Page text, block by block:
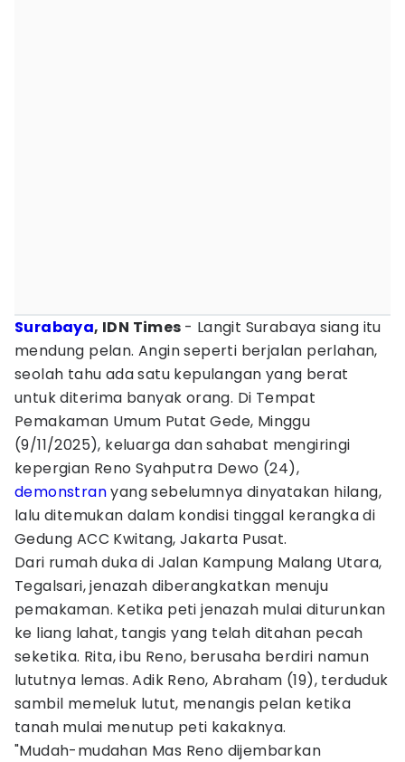
Surabaya, IDN Times - Langit Surabaya siang itu
mendung pelan. Angin seperti berjalan perlahan,
seolah tahu ada satu kepulangan yang berat
untuk diterima banyak orang. Di Tempat
Pemakaman Umum Putat Gede, Minggu
(9/11/2025), keluarga dan sahabat mengiringi
kepergian Reno Syahputra Dewo (24),
demonstranyang sebelumnya dinyatakan hilang,
lalu ditemukan dalam kondisi tinggal kerangka di
Gedung ACC Kwitang, Jakarta Pusat.
Dari rumah duka di Jalan Kampung Malang Utara,
Tegalsari, jenazah diberangkatkan menuju
pemakaman. Ketika peti jenazah mulai diturunkan
ke liang lahat, tangis yang telah ditahan pecah
seketika. Rita, ibu Reno, berusaha berdiri namun
lututnya lemas. Adik Reno, Abraham (19), terduduk
sambil memeluk lutut, menangis pelan ketika
tanah mulai menutup peti kakaknya.
"Mudah-mudahan Mas Reno dijembarkan